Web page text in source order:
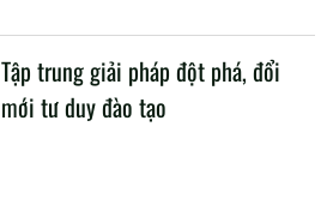
Tập trung giải pháp đột phá, đổi
mới tư duy đào tạo